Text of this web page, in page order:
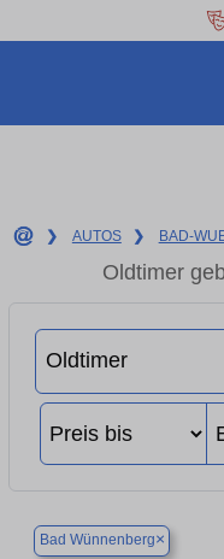
❯ AUTOS ❯ BAD-
Oldtimer
Bad Wünnenberg×